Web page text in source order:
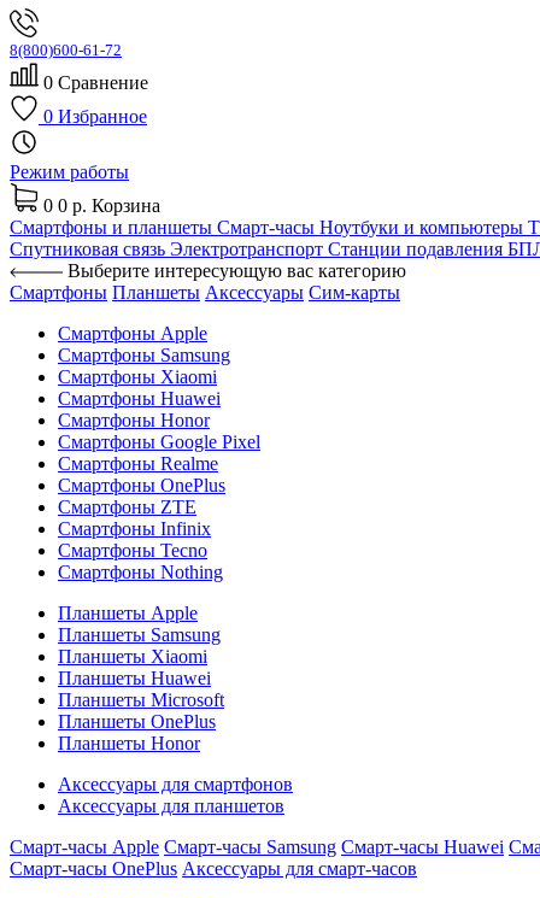
8(800)600-61-72
0 Сравнение
0 Избранное
Режим работы
0 0 р. Корзина
Смартфоны и планшеты Смарт-часы Ноутбуки и компьютеры
Спутниковая связь Электротранспорт Станции подавления
Выберите интересующую вас категорию
Смартфоны Планшеты Аксессуары Сим-карты
Смартфоны Apple
Смартфоны Samsung
Смартфоны Xiaomi
Смартфоны Huawei
Смартфоны Honor
Смартфоны Google Pixel
Смартфоны Realme
Смартфоны OnePlus
Смартфоны ZTE
Смартфоны Infinix
Смартфоны Tecno
Смартфоны Nothing
Планшеты Apple
Планшеты Samsung
Планшеты Xiaomi
Планшеты Huawei
Планшеты Microsoft
Планшеты OnePlus
Планшеты Honor
Аксессуары для смартфонов
Аксессуары для планшетов
Смарт-часы Apple Смарт-часы Samsung Смарт-часы Huawei
Смарт-часы OnePlus Аксессуары для смарт-часов